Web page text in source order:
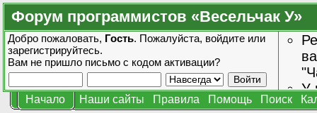
Форум программистов «Весельчак У»
Добро пожаловать, Гость. Пожалуйста, войдите или
зарегистрируйтесь.
Вам не пришло письмо с кодом активации?
У
Начало Наши сайты Правила Помощь Поиск